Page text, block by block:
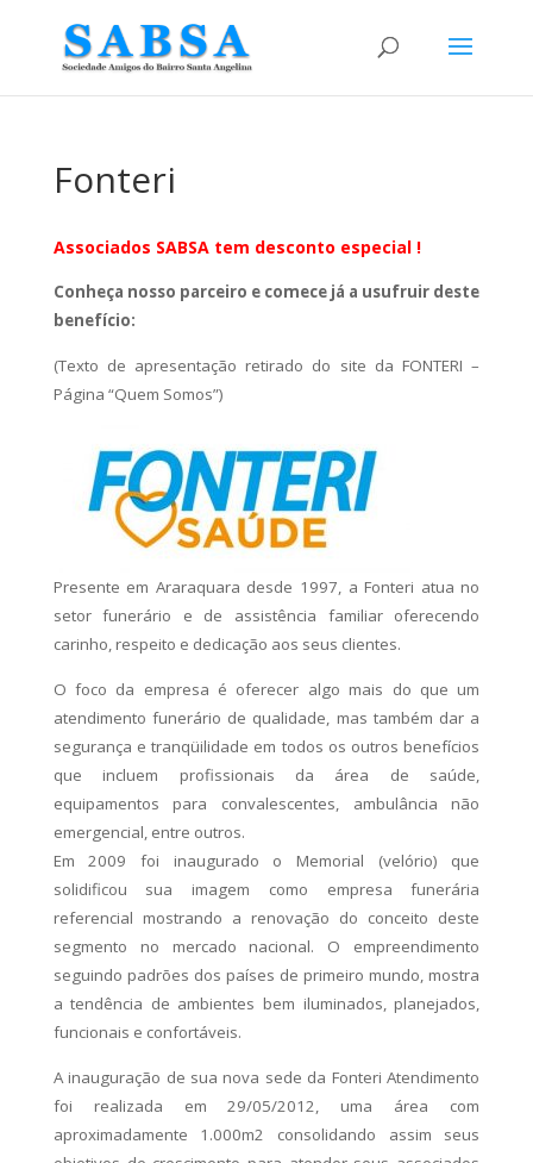
Fonteri
Associados SABSA tem desconto especial !
Conheça nosso parceiro e comece já a usufruir deste
benefício:
(Texto de apresentação retirado do site da FONTERI –
Página “Quem Somos”)
Presente em Araraquara desde 1997, a Fonteri atua no
setor funerário e de assistência familiar oferecendo
carinho, respeito e dedicação aos seus clientes.
O foco da empresa é oferecer algo mais do que um
atendimento funerário de qualidade, mas também dar a
segurança e tranqüilidade em todos os outros benefícios
que incluem profissionais da área de saúde,
equipamentos para convalescentes, ambulância não
emergencial, entre outros.
Em 2009 foi inaugurado o Memorial (velório) que
solidificou sua imagem como empresa funerária
referencial mostrando a renovação do conceito deste
segmento no mercado nacional. O empreendimento
seguindo padrões dos países de primeiro mundo, mostra
a tendência de ambientes bem iluminados, planejados,
funcionais e confortáveis.
A inauguração de sua nova sede da Fonteri Atendimento
foi realizada em 29/05/2012, uma área com
aproximadamente 1.000m2 consolidando assim seus